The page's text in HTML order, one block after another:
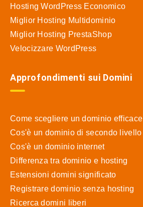
Hosting WordPress Economico
Miglior Hosting Multidominio
Miglior Hosting PrestaShop
Velocizzare WordPress
Approfondimenti sui Domini
Come scegliere un dominio efficace
Cos'è un dominio di secondo livello
Cos'è un dominio internet
Differenza tra dominio e hosting
Estensioni domini significato
Registrare dominio senza hosting
Ricerca domini liberi